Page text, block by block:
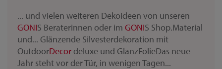
... und vielen weiteren Dekoideen von unseren
GONIS Beraterinnen oder im GONIS Shop.Material
und... Glänzende Silvesterdekoration mit
OutdoorDecor deluxe und GlanzFolieDas neue
Jahr steht vor der Tür, in wenigen Tagen...